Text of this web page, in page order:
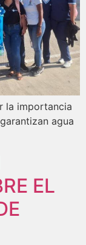
la importancia
agua
EL